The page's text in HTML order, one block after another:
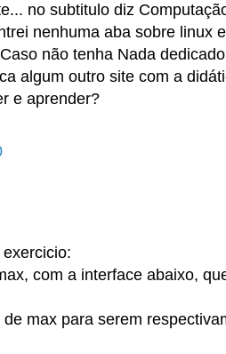
no subtitulo diz
nenhuma aba sobre linux
não tenha Nada
algum outro site com a
e aprender?
com a interface abaixo,
max para serem